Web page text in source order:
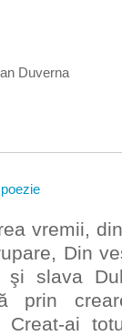
Duverna
poezie
vremii,
Din
slava
prin
Creat-ai